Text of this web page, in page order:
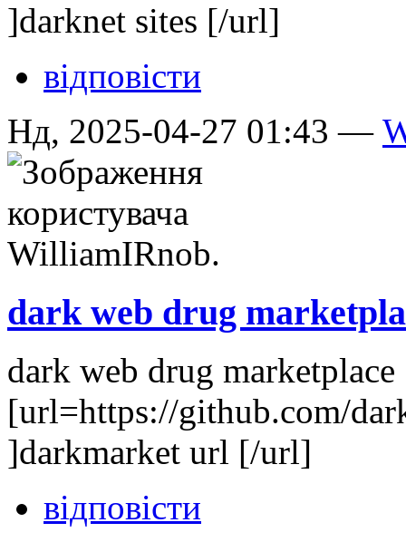
]darknet sites [/url]
відповісти
Нд, 2025-04-27 01:43 —
dark web drug
dark web drug marketplace
[url=https://github.com/
]darkmarket url [/url]
відповісти